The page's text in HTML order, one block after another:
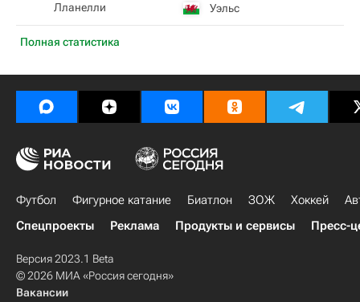
Полная статистика
Лланелли Уэльс
Футбол Фигурное катание Биатлон ЗОЖ Хоккей
Спецпроекты
Реклама Продукты и сервисы Пресс-
Версия 2023.1 Beta
© 2026 МИА «Россия сегодня»
Вакансии